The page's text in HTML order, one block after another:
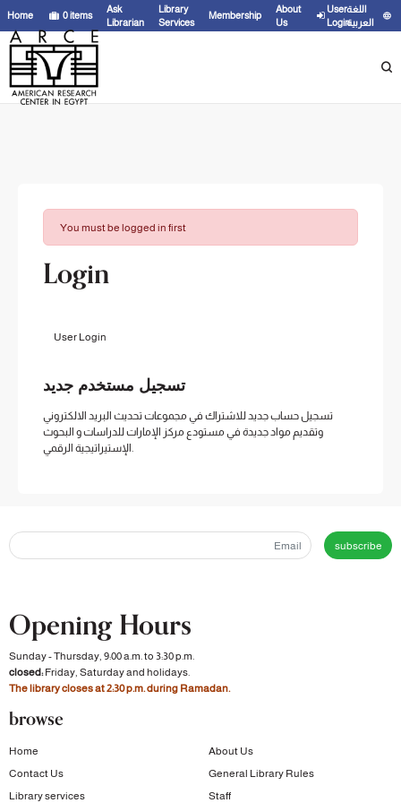
Home 0items
Ask
Librarian
Library
Services
Membership
About
Us
User
Login
اللغة
العربية
You must be logged in first
Login
User Login
تسجيل مستخدم جديد
تسجيل حساب جديد للاشتراك في مجموعات تحديث البريد الالكتروني
وتقديم مواد جديدة في مستودع مركز الإمارات للدراسات و البحوث
الإستيراتيجية الرقمي.
subscribe
Opening Hours
Sunday - Thursday, 9:00 a.m. to 3:30 p.m.
closed:Friday, Saturday and holidays.
The library closes at 2:30 p.m. during Ramadan.
browse
Home
About Us
Contact Us
General Library Rules
Library services
Staff